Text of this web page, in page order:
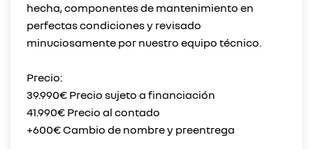
hecha, componentes de mantenimiento en
perfectas condiciones y revisado
minuciosamente por nuestro equipo técnico.
Precio:
39.990€ Precio sujeto a financiación
41.990€ Precio al contado
+600€ Cambio de nombre y preentrega